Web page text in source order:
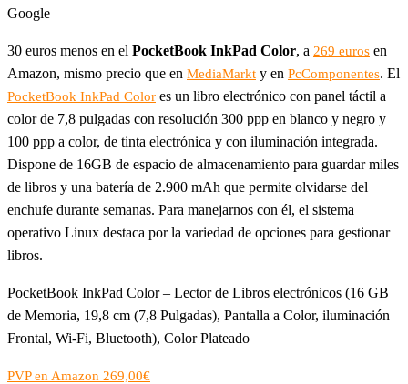
Google
30 euros menos en el PocketBook InkPad Color, a 269 euros en
Amazon, mismo precio que en MediaMarkt y en PcComponentes. El
PocketBook InkPad Color es un libro electrónico con panel táctil a
color de 7,8 pulgadas con resolución 300 ppp en blanco y negro y
100 ppp a color, de tinta electrónica y con iluminación integrada.
Dispone de 16GB de espacio de almacenamiento para guardar miles
de libros y una batería de 2.900 mAh que permite olvidarse del
enchufe durante semanas. Para manejarnos con él, el sistema
operativo Linux destaca por la variedad de opciones para gestionar
libros.
PocketBook InkPad Color – Lector de Libros electrónicos (16 GB
de Memoria, 19,8 cm (7,8 Pulgadas), Pantalla a Color, iluminación
Frontal, Wi-Fi, Bluetooth), Color Plateado
PVP en Amazon 269,00€